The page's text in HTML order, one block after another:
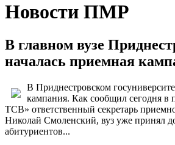
Новости ПМР
В главном вузе
началась приемная
В Приднестровском
кампания. Как сообщил сегодня в
ТСВ» ответственный секретарь
Николай Смоленский, вуз уже принял
абитуриентов...